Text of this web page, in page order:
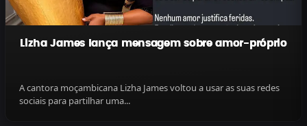
Lizha James lança mensagem sobre amor-próprio
A cantora moçambicana Lizha James voltou a usar as suas redes
sociais para partilhar uma...